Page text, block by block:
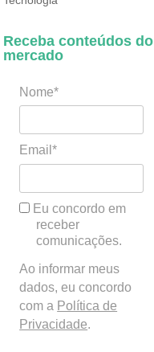
Receba conteúdos do
mercado
Nome*
Email*
Eu concordo em
receber
comunicações.
Ao informar meus
dados, eu concordo
com a Política de
Privacidade.